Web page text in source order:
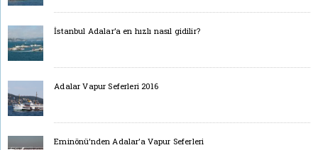
İstanbul Adalar’a en hızlı nasıl gidilir?
Adalar Vapur Seferleri 2016
Eminönü’nden Adalar’a Vapur Seferleri